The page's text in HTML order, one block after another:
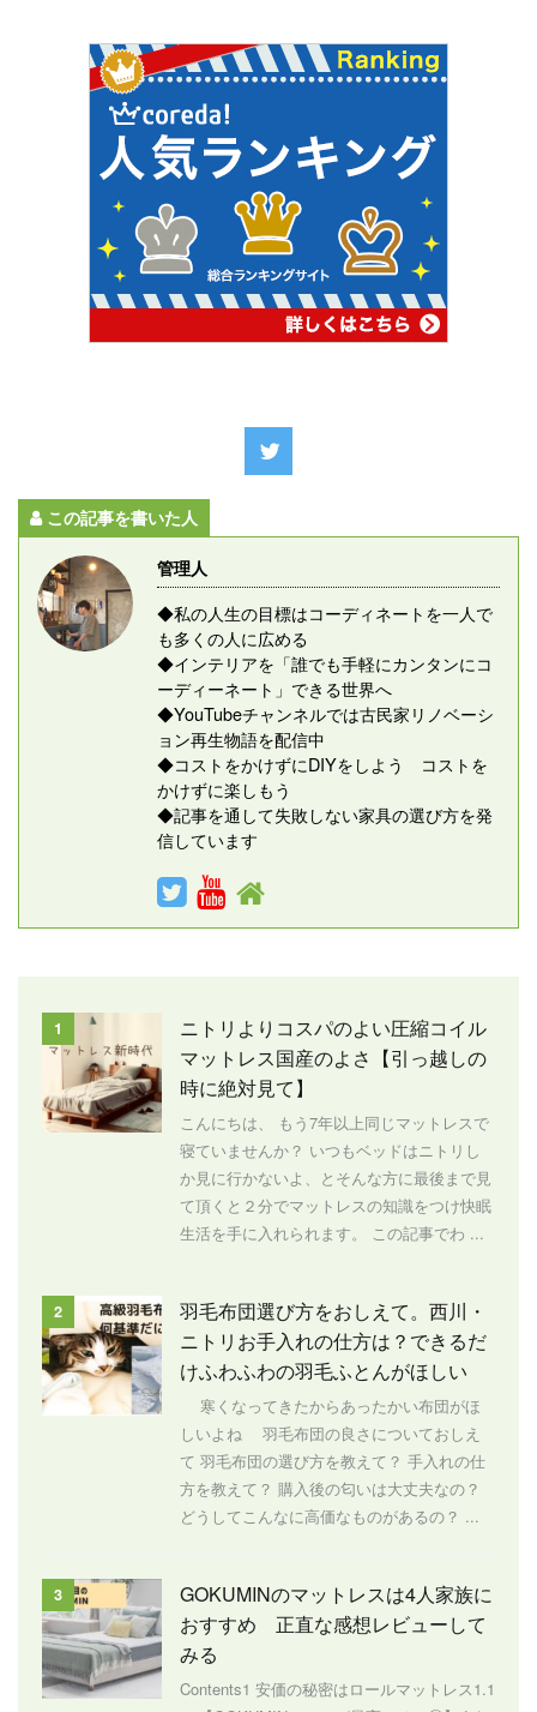
この記事を書いた人
管理人
◆私の人生の目標はコーディネートを一人で
も多くの人に広める
◆インテリアを「誰でも手軽にカンタンにコ
ーディーネート」できる世界へ
◆YouTubeチャンネルでは古民家リノベーシ
ョン再生物語を配信中
◆コストをかけずにDIYをしよう コストを
かけずに楽しもう
◆記事を通して失敗しない家具の選び方を発
信しています
1
ニトリよりコスパのよい圧縮コイル
マットレス国産のよさ【引っ越しの
時に絶対見て】
こんにちは、 もう7年以上同じマットレスで
寝ていませんか？ いつもベッドはニトリし
か見に行かないよ、とそんな方に最後まで見
て頂くと２分でマットレスの知識をつけ快眠
生活を手に入れられます。 この記事でわ ...
2
羽毛布団選び方をおしえて。西川・
ニトリお手入れの仕方は？できるだ
けふわふわの羽毛ふとんがほしい
寒くなってきたからあったかい布団がほ
しいよね 羽毛布団の良さについておしえ
て 羽毛布団の選び方を教えて？ 手入れの仕
方を教えて？ 購入後の匂いは大丈夫なの？
どうしてこんなに高価なものがあるの？ ...
3
GOKUMINのマットレスは4人家族に
おすすめ 正直な感想レビューして
みる
Contents1 安価の秘密はロールマットレス1.1